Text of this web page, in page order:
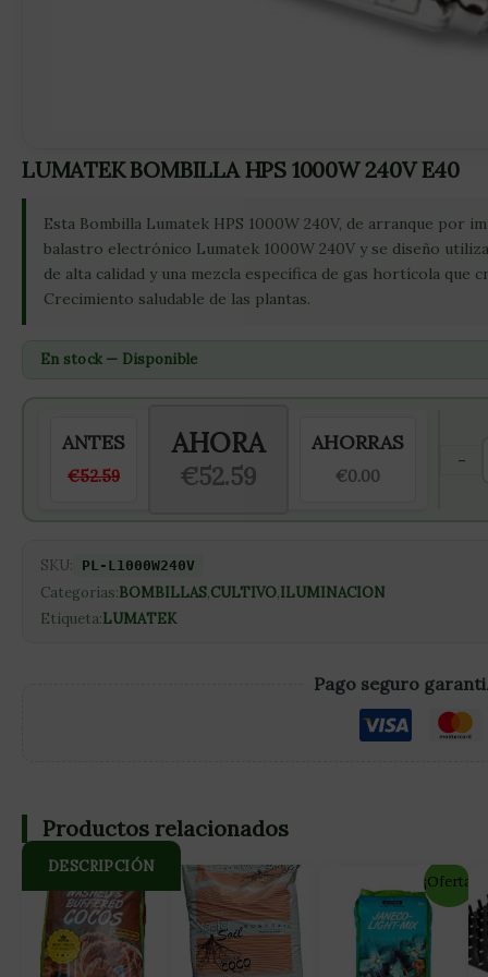
LUMATEK BOMBILLA HPS 1000W 240V E40
Esta Bombilla Lumatek HPS 1000W 240V, de arranque por
balastro electrónico Lumatek 1000W 240V y se diseño
de alta calidad y una mezcla específica de gas hortícola que
Crecimiento saludable de las plantas.
En stock — Disponible
ANTES
€52.59
AHORA
€52.59
AHORRAS
€0.00
-
SKU: PL-L1000W240V
Categorías:BOMBILLAS,CULTIVO,ILUMINACION
Etiqueta:LUMATEK
Pago seguro
DESCRIPCIÓN
El tubo de arco cerámico PCA permite que la bombilla
aumenta la reproducción del color, la salida y la eficiencia.
Productos relacionados
¡Oferta!